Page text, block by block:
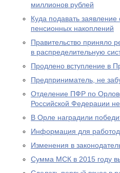
миллионов рублей
Куда подавать
пенсионных накоплений
Правительство приняло
в распределительную
Продлено вступление в
Предприниматель, не
Отделение ПФР по
Российской Федерации
В Орле наградили
Информация для
Изменения в
Сумма МСК в 2015 году